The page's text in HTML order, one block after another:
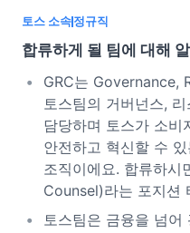
토스 소속정규직
합류하게 될 팀에 대해
GRC는 Governance,
토스팀의 거버넌스,
담당하며 토스가 소비
안전하고 혁신할 수
조직이에요. 합류하
Counsel)라는 포지션
토스팀은 금융을 넘어